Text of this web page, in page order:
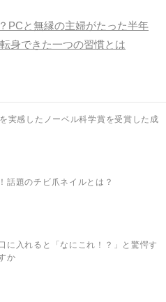
PCと無縁の主婦がたった半年
身できた一つの習慣とは
実感したノーベル科学賞を受賞した成
話題のチビ爪ネイルとは？
に入れると「なにこれ！？」と驚愕す
か